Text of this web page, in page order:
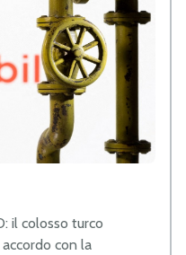
il colosso turco
accordo con la